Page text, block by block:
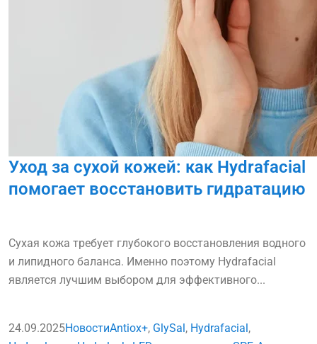
Уход за сухой кожей: как Hydrafacial
помогает восстановить гидратацию
Сухая кожа требует глубокого восстановления водного
и липидного баланса. Именно поэтому Hydrafacial
является лучшим выбором для эффективного...
24.09.2025НовостиAntiox+, GlySal , Hydrafacial ,